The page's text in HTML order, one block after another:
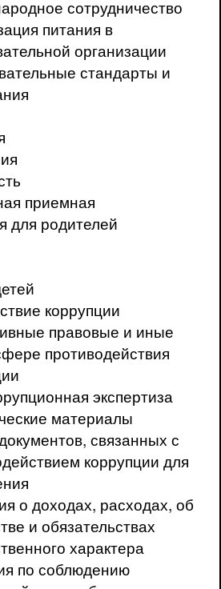
сотрудничество
питания в
организации
стандарты и
приемная
для родителей
коррупции
правовые и иные
противодействия
экспертиза
материалы
связанных с
коррупции для
о доходах, расходах, об
и обязательствах
характера
по соблюдению